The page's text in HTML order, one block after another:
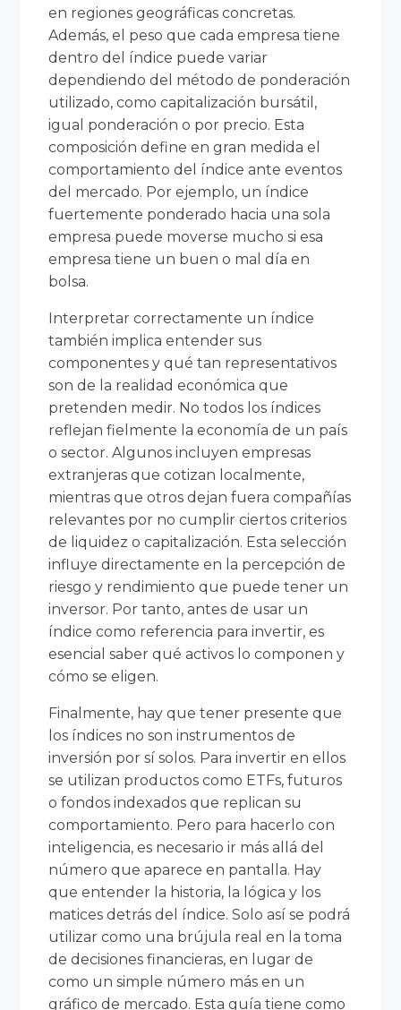
en regiones geográficas concretas.
Además, el peso que cada empresa tiene
dentro del índice puede variar
dependiendo del método de ponderación
utilizado, como capitalización bursátil,
igual ponderación o por precio. Esta
composición define en gran medida el
comportamiento del índice ante eventos
del mercado. Por ejemplo, un índice
fuertemente ponderado hacia una sola
empresa puede moverse mucho si esa
empresa tiene un buen o mal día en
bolsa.
Interpretar correctamente un índice
también implica entender sus
componentes y qué tan representativos
son de la realidad económica que
pretenden medir. No todos los índices
reflejan fielmente la economía de un país
o sector. Algunos incluyen empresas
extranjeras que cotizan localmente,
mientras que otros dejan fuera compañías
relevantes por no cumplir ciertos criterios
de liquidez o capitalización. Esta selección
influye directamente en la percepción de
riesgo y rendimiento que puede tener un
inversor. Por tanto, antes de usar un
índice como referencia para invertir, es
esencial saber qué activos lo componen y
cómo se eligen.
Finalmente, hay que tener presente que
los índices no son instrumentos de
inversión por sí solos. Para invertir en ellos
se utilizan productos como ETFs, futuros
o fondos indexados que replican su
comportamiento. Pero para hacerlo con
inteligencia, es necesario ir más allá del
número que aparece en pantalla. Hay
que entender la historia, la lógica y los
matices detrás del índice. Solo así se podrá
utilizar como una brújula real en la toma
de decisiones financieras, en lugar de
como un simple número más en un
gráfico de mercado. Esta guía tiene como